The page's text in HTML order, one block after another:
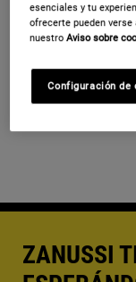
Para saber
personales
ZANUSSI
esenciales y tu
ofrecerte pueden
nuestroAviso sobre
Configuración de